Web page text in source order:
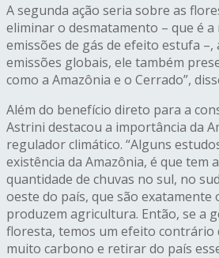
A segunda ação seria sobre as
eliminar o desmatamento – que é
emissões de gás de efeito estufa –,
emissões globais, ele também
como a Amazônia e o Cerrado”,
Além do benefício direto para a
Astrini destacou a importância da
regulador climático. “Alguns
existência da Amazônia, é que tem
quantidade de chuvas no sul, no
oeste do país, que são exatamente
produzem agricultura. Então, se a
floresta, temos um efeito contrário
muito carbono e retirar do país